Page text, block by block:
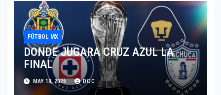
FÚTBOL MX
DONDE JUGARA CRUZ AZUL LA
FINAL
MAY 18, 2026 DOC